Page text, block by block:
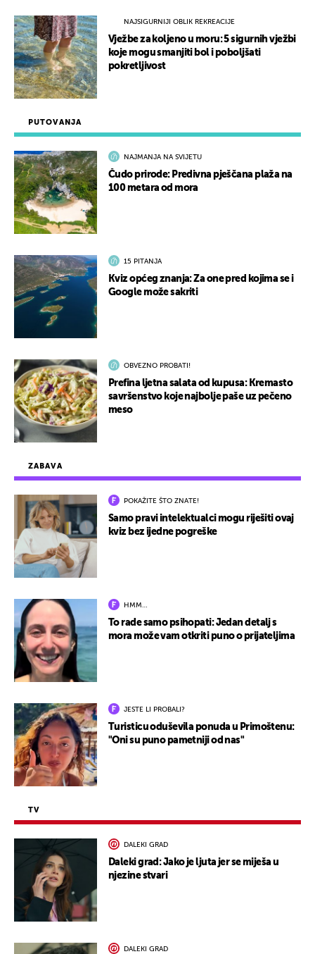
ZABAVA
POKAŽITE ŠTO ZNATE!
Samo pravi intelektualci mogu riješiti ovaj
kviz bez ijedne pogreške
HMM…
To rade samo psihopati: Jedan detalj s
mora može vam otkriti puno o prijateljima
JESTE LI PROBALI?
Turisticu oduševila ponuda u Primoštenu:
"Oni su puno pametniji od nas"
TV
DALEKI GRAD
Daleki grad: Jako je ljuta jer se miješa u
njezine stvari
DALEKI GRAD
PUTOVANJA
NAJMANJA NA SVIJETU
Čudo prirode: Predivna pješčana plaža na
100 metara od mora
15 PITANJA
Kviz općeg znanja: Za one pred kojima se i
Google može sakriti
OBVEZNO PROBATI!
Prefina ljetna salata od kupusa: Kremasto
savršenstvo koje najbolje paše uz pečeno
meso
NAJSIGURNIJI OBLIK REKREACIJE
Vježbe za koljeno u moru: 5 sigurnih vježbi
koje mogu smanjiti bol i poboljšati
pokretljivost